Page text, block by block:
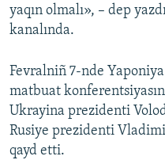
yaqın olmalı», – dep
kanalında.
Fevralniñ 7-nde
matbuat
Ukrayina prezidenti
Rusiye prezidenti
qayd etti.